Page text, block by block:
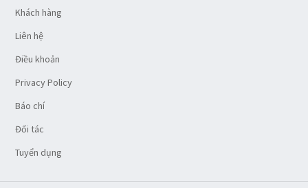
Khách hàng
Liên hệ
Điều khoản
Privacy Policy
Báo chí
Đối tác
Tuyển dụng